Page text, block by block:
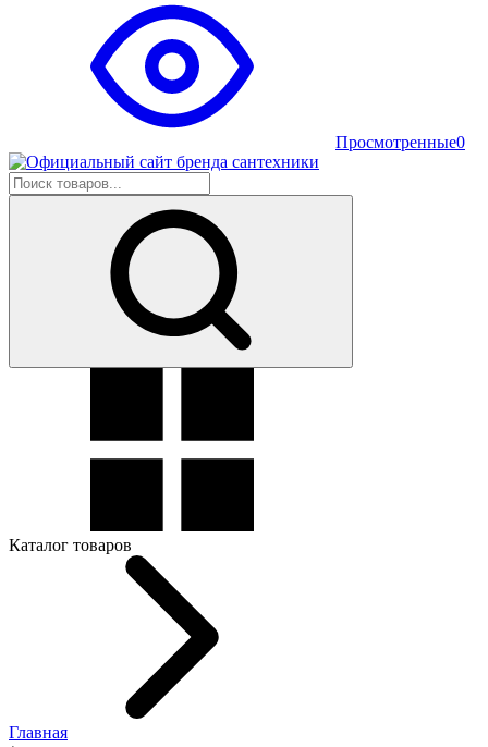
Просмотренные0
Каталог товаров
Главная